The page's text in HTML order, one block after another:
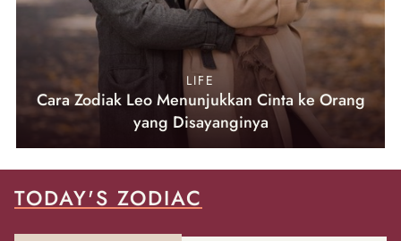
LIFE
Cara Zodiak Leo Menunjukkan Cinta ke Orang
yang Disayanginya
TODAY'S ZODIAC